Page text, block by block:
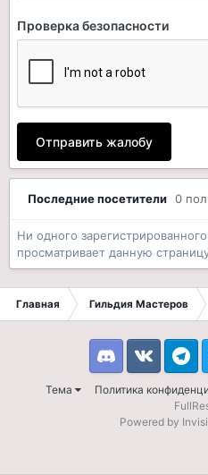
Проверка безопасности
Отправить жалобу
Последние посетители 0
Ни одного
просматривает данную
Главная Гильдия Мастеров
Тема Политика
DiscordVK
Powered by